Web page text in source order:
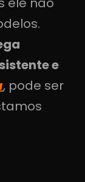
e
, pode ser